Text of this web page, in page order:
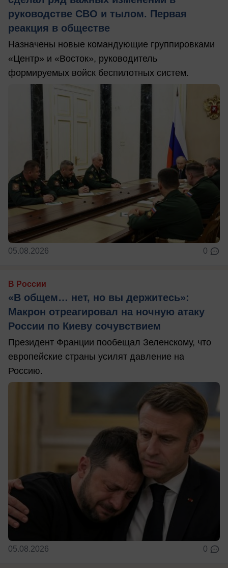
руководстве СВО и тылом. Первая
реакция в обществе
Назначены новые командующие группировками
«Центр» и «Восток», руководитель
формируемых войск беспилотных систем.
05.08.2026 0
В России
«В общем… нет, но вы держитесь»:
Макрон отреагировал на ночную атаку
России по Киеву сочувствием
Президент Франции пообещал Зеленскому, что
европейские страны усилят давление на
Россию.
05.08.2026 0